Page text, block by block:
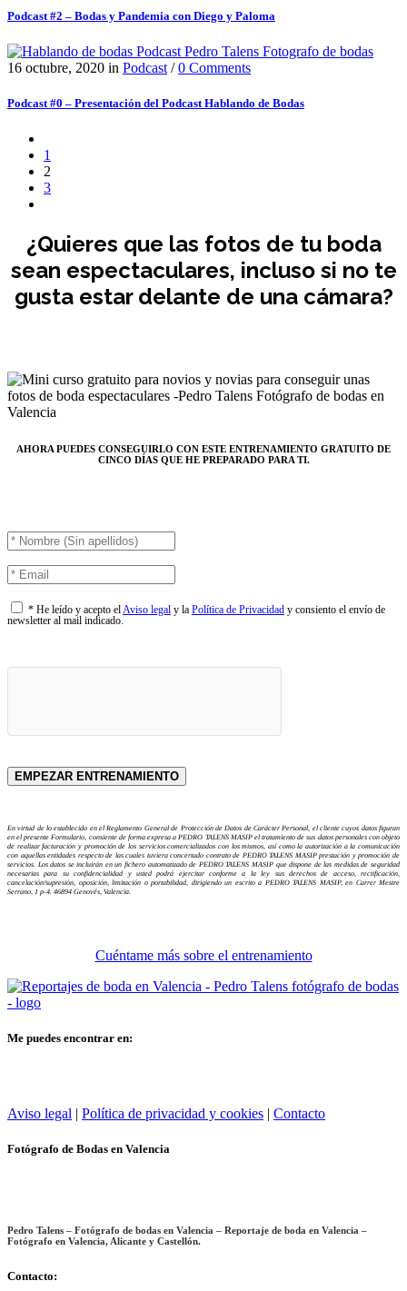
Podcast #2 – Bodas y Pandemia con Diego y Paloma
16 octubre, 2020 in Podcast /0 Comments
Podcast #0 – Presentación del Podcast Hablando de Bodas
1
2
3
¿Quieres que las fotos de tu boda
sean espectaculares, incluso si no te
gusta estar delante de una cámara?
AHORA PUEDES CONSEGUIRLO CON ESTE ENTRENAMIENTO GRATUITO DE
CINCO DÍAS QUE HE PREPARADO PARA TI.
* He leído y acepto elAviso legal y la Política de Privacidad y consiento el envío de
newsletter al mail indicado.
En virtud de lo establecido en el Reglamento General de Protección de Datos de Carácter Personal, el cliente cuyos datos figuran
en el presente Formulario, consiente de forma expresa a PEDRO TALENS MASIP el tratamiento de sus datos personales con objeto
de realizar facturación y promoción de los servicios comercializados con los mismos, así como la autorización a la comunicación
con aquellas entidades respecto de las cuales tuviera concertado contrato de PEDRO TALENS MASIP prestación y promoción de
servicios. Los datos se incluirán en un fichero automatizado de PEDRO TALENS MASIP que dispone de las medidas de seguridad
necesarias para su confidencialidad y usted podrá ejercitar conforme a la ley sus derechos de acceso, rectificación,
cancelación/supresión, oposición, limitación o portabilidad, dirigiendo un escrito a PEDRO TALENS MASIP, en Carrer Mestre
Serrano, 1 p-4. 46894 Genovés, Valencia.
Cuéntame más sobre el entrenamiento
Me puedes encontrar en:
Aviso legal | Política de privacidad y cookies | Contacto
Fotógrafo de Bodas en Valencia
Pedro Talens – Fotógrafo de bodas en Valencia – Reportaje de boda en Valencia –
Fotógrafo en Valencia, Alicante y Castellón.
Contacto: